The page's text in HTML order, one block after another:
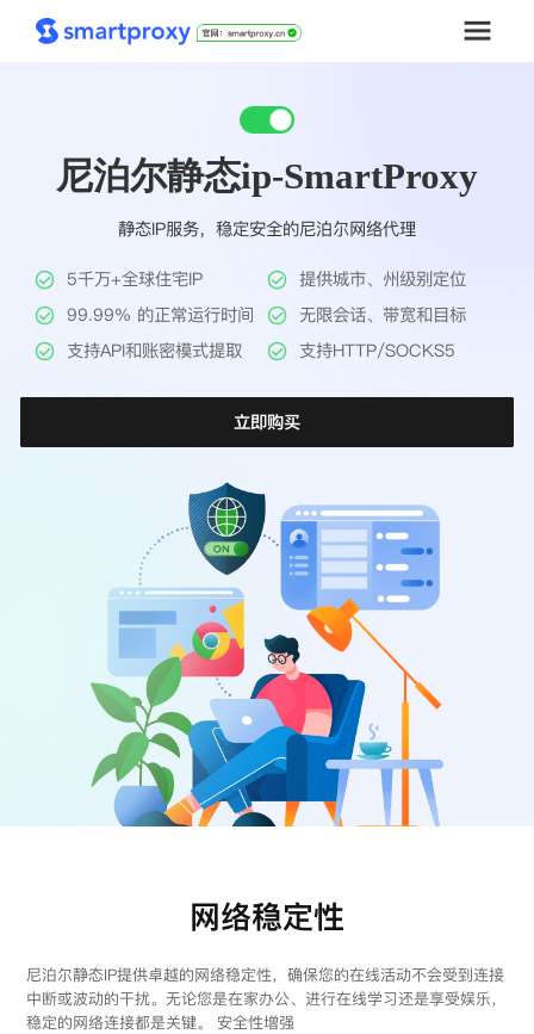
套餐购买
工具
帮助中心
尼泊尔静态ip-SmartProxy
静态IP服务，稳定安全的尼泊尔网络代理
5千万+全球住宅IP
提供城市、州级别定位
99.99% 的正常运行时间
无限会话、带宽和目标
支持API和账密模式提取
支持HTTP/SOCKS5
立即购买
网络稳定性
尼泊尔静态IP提供卓越的网络稳定性，确保您的在线活动不会受到连接
中断或波动的干扰。无论您是在家办公、进行在线学习还是享受娱乐，
稳定的网络连接都是关键。 安全性增强